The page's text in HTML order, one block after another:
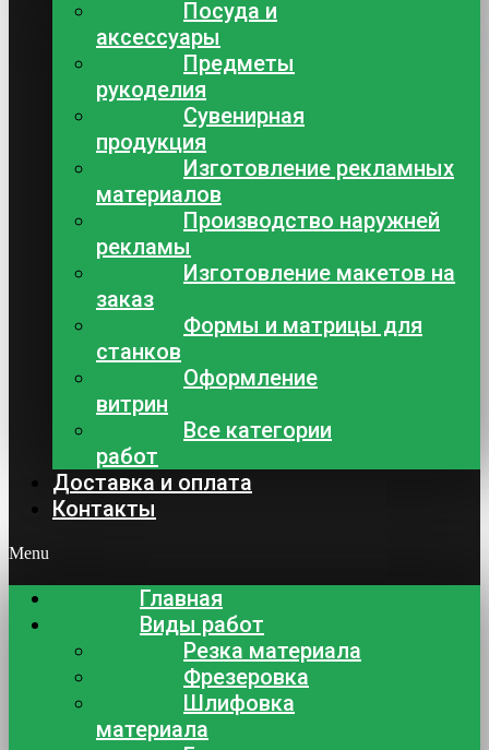
Посуда и
аксессуары
Предметы
рукоделия
Сувенирная
продукция
Изготовление рекламных
материалов
Производство наружней
рекламы
Изготовление макетов на
заказ
Формы и матрицы для
станков
Оформление
витрин
Все категории
работ
Доставка и оплата
Контакты
Menu
Главная
Виды работ
Резка материала
Фрезеровка
Шлифовка
материала